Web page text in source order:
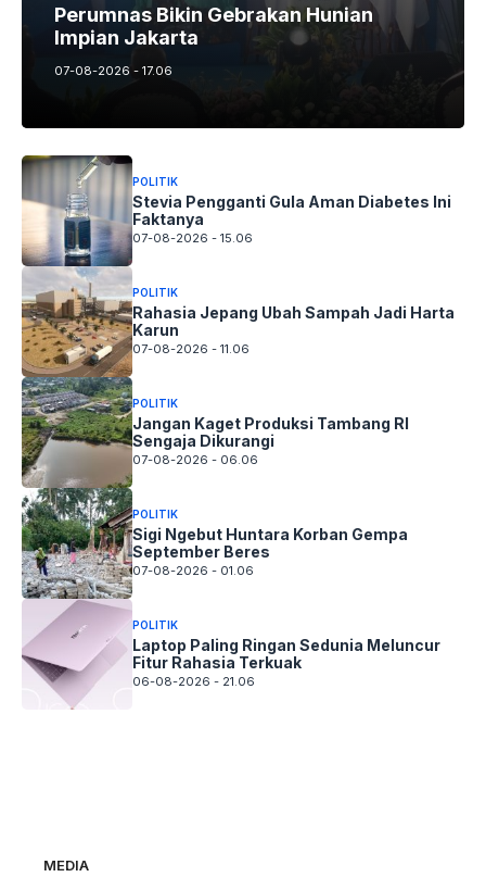
Perumnas Bikin Gebrakan Hunian
Impian Jakarta
07-08-2026 - 17.06
POLITIK
Stevia Pengganti Gula Aman Diabetes Ini
Faktanya
07-08-2026 - 15.06
POLITIK
Rahasia Jepang Ubah Sampah Jadi Harta
Karun
07-08-2026 - 11.06
POLITIK
Jangan Kaget Produksi Tambang RI
Sengaja Dikurangi
07-08-2026 - 06.06
POLITIK
Sigi Ngebut Huntara Korban Gempa
September Beres
07-08-2026 - 01.06
POLITIK
Laptop Paling Ringan Sedunia Meluncur
Fitur Rahasia Terkuak
06-08-2026 - 21.06
MEDIA